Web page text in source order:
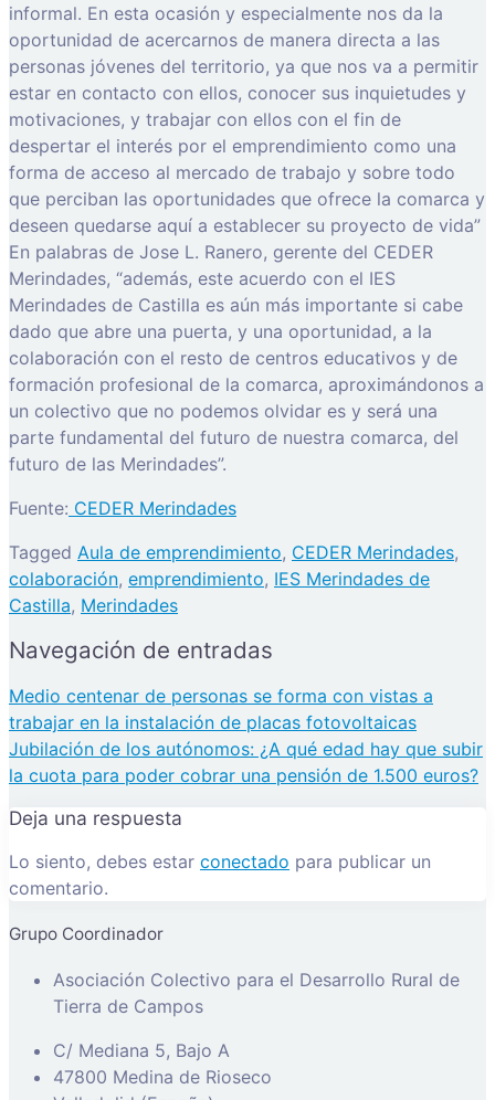
informal. En esta ocasión y especialmente nos da la
oportunidad de acercarnos de manera directa a las
personas jóvenes del territorio, ya que nos va a permitir
estar en contacto con ellos, conocer sus inquietudes y
motivaciones, y trabajar con ellos con el fin de
despertar el interés por el emprendimiento como una
forma de acceso al mercado de trabajo y sobre todo
que perciban las oportunidades que ofrece la comarca y
deseen quedarse aquí a establecer su proyecto de vida”
En palabras de Jose L. Ranero, gerente del CEDER
Merindades, “además, este acuerdo con el IES
Merindades de Castilla es aún más importante si cabe
dado que abre una puerta, y una oportunidad, a la
colaboración con el resto de centros educativos y de
formación profesional de la comarca, aproximándonos a
un colectivo que no podemos olvidar es y será una
parte fundamental del futuro de nuestra comarca, del
futuro de las Merindades”.
Fuente: CEDER Merindades
Tagged Aula de emprendimiento, CEDER Merindades,
colaboración, emprendimiento, IES Merindades de
Castilla, Merindades
Navegación de entradas
Medio centenar de personas se forma con vistas a
trabajar en la instalación de placas fotovoltaicas
Jubilación de los autónomos: ¿A qué edad hay que subir
la cuota para poder cobrar una pensión de 1.500 euros?
Deja una respuesta
Lo siento, debes estar conectado para publicar un
comentario.
Grupo Coordinador
Asociación Colectivo para el Desarrollo Rural de
Tierra de Campos
C/ Mediana 5, Bajo A
47800 Medina de Rioseco